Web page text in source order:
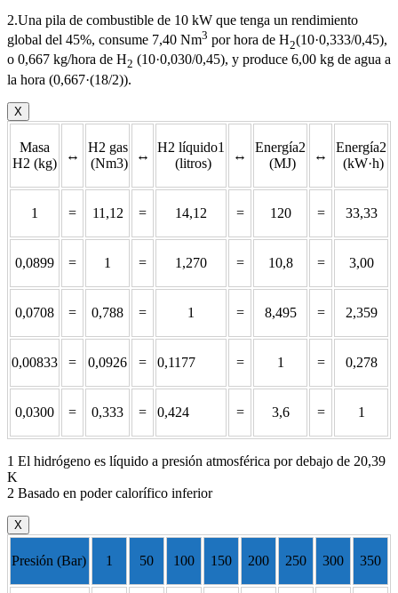
2.Una pila de combustible de 10 kW que tenga un rendimiento
global del 45%, consume 7,40 Nm3 por hora de H2(10·0,333/0,45),
o 0,667 kg/hora de H2 (10·0,030/0,45), y produce 6,00 kg de agua a
la hora (0,667·(18/2)).
X
Masa
H2 (kg)
↔
H2 gas
(Nm3)
↔
H2 líquido1
(litros)
↔
Energía2
(MJ)
↔
Energía2
(kW·h)
1 = 11,12 = 14,12 = 120 = 33,33
0,0899 = 1 = 1,270 = 10,8 = 3,00
0,0708 = 0,788 = 1 = 8,495 = 2,359
0,00833 = 0,0926 = 0,1177 = 1 = 0,278
0,0300 = 0,333 = 0,424 = 3,6 = 1
1 El hidrógeno es líquido a presión atmosférica por debajo de 20,39
K
2 Basado en poder calorífico inferior
X
Presión (Bar) 1 50 100 150 200 250 300 350